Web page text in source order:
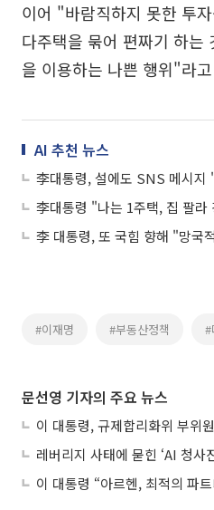
이어 "바람직하지 못한 투
다주택을 묶어 편짜기 하는
을 이용하는 나쁜 행위"라
AI 추천 뉴스
李 대통령, 또 국힘 향해 "망국
#이재명 #부동산정책 #
문선영 기자의 주요 뉴스
레버리지 사태에 묻힌 ‘AI 청사